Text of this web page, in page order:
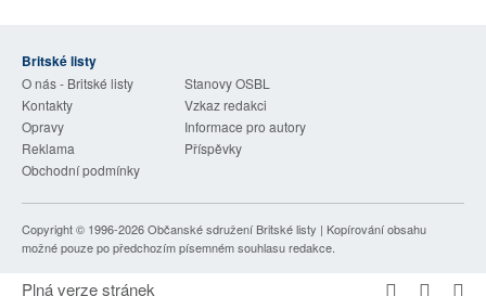
Britské listy
O nás - Britské listy
Stanovy OSBL
Kontakty
Vzkaz redakci
Opravy
Informace pro autory
Reklama
Příspěvky
Obchodní podmínky
Copyright © 1996-2026Občanské sdružení Britské listy | Kopírování obsahu
možné pouze po předchozím písemném souhlasu redakce.
Plná verze stránek